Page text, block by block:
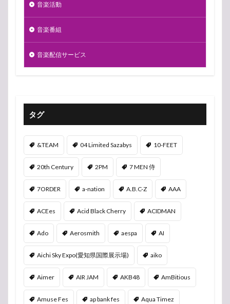
音楽活動
音楽番組
音楽配信サービス
タグ
&TEAM 04 Limited Sazabys 10-FEET
20th Century 2PM 7 MEN 侍
7ORDER a-nation A.B.C-Z AAA
ACEes Acid Black Cherry ACIDMAN
Ado Aerosmith aespa AI
Aichi Sky Expo(愛知県国際展示場) aiko
Aimer AIR JAM AKB48 AmBitious
Amuse Fes ap bank fes Aqua Timez